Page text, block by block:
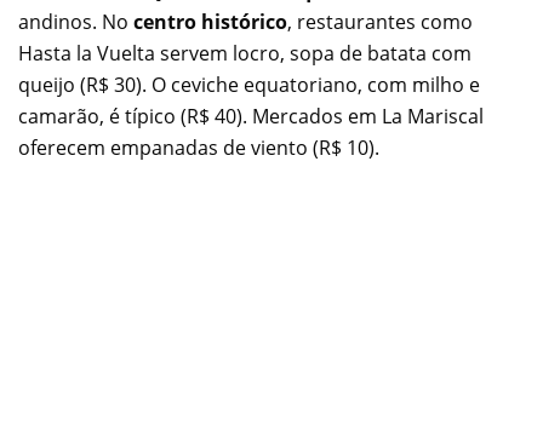
andinos. No centro histórico, restaurantes como
Hasta la Vuelta servem locro, sopa de batata com
queijo (R$ 30). O ceviche equatoriano, com milho e
camarão, é típico (R$ 40). Mercados em La Mariscal
oferecem empanadas de viento (R$ 10).